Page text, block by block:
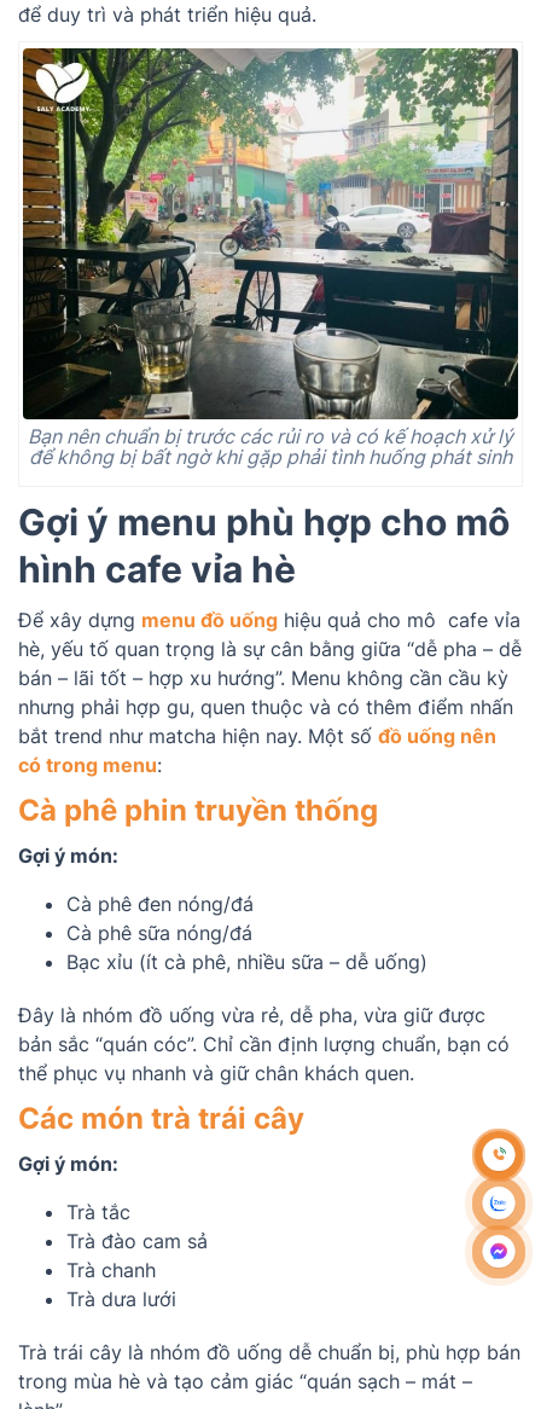
để duy trì và phát triển hiệu quả.
Bạn nên chuẩn bị trước các rủi ro và có kế hoạch xử lý
để không bị bất ngờ khi gặp phải tình huống phát sinh
Gợi ý menu phù hợp cho mô
hình cafe vỉa hè
Để xây dựng menu đồ uống hiệu quả cho mô cafe vỉa
hè, yếu tố quan trọng là sự cân bằng giữa “dễ pha – dễ
bán – lãi tốt – hợp xu hướng”. Menu không cần cầu kỳ
nhưng phải hợp gu, quen thuộc và có thêm điểm nhấn
bắt trend như matcha hiện nay. Một số đồ uống nên
có trong menu:
Cà phê phin truyền thống
Gợi ý món:
Cà phê đen nóng/đá
Cà phê sữa nóng/đá
Bạc xỉu (ít cà phê, nhiều sữa – dễ uống)
Đây là nhóm đồ uống vừa rẻ, dễ pha, vừa giữ được
bản sắc “quán cóc”. Chỉ cần định lượng chuẩn, bạn có
thể phục vụ nhanh và giữ chân khách quen.
Các món trà trái cây
Gợi ý món:
Trà tắc
Trà đào cam sả
Trà chanh
Trà dưa lưới
Trà trái cây là nhóm đồ uống dễ chuẩn bị, phù hợp bán
trong mùa hè và tạo cảm giác “quán sạch – mát –